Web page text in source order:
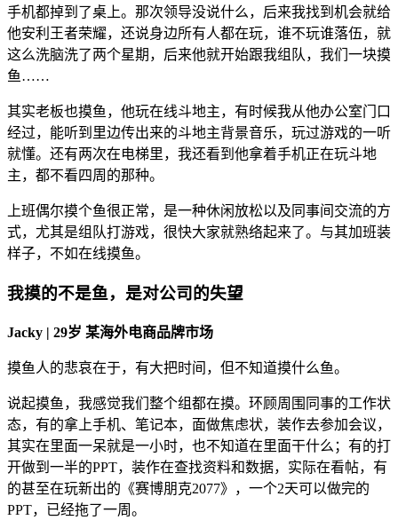
手机都掉到了桌上。那次领导没说什么，后来我找到机会就给
他安利王者荣耀，还说身边所有人都在玩，谁不玩谁落伍，就
这么洗脑洗了两个星期，后来他就开始跟我组队，我们一块摸
鱼……
其实老板也摸鱼，他玩在线斗地主，有时候我从他办公室门口
经过，能听到里边传出来的斗地主背景音乐，玩过游戏的一听
就懂。还有两次在电梯里，我还看到他拿着手机正在玩斗地
主，都不看四周的那种。
上班偶尔摸个鱼很正常，是一种休闲放松以及同事间交流的方
式，尤其是组队打游戏，很快大家就熟络起来了。与其加班装
样子，不如在线摸鱼。
我摸的不是鱼，是对公司的失望
Jacky | 29岁 某海外电商品牌市场
摸鱼人的悲哀在于，有大把时间，但不知道摸什么鱼。
说起摸鱼，我感觉我们整个组都在摸。环顾周围同事的工作状
态，有的拿上手机、笔记本，面做焦虑状，装作去参加会议，
其实在里面一呆就是一小时，也不知道在里面干什么；有的打
开做到一半的PPT，装作在查找资料和数据，实际在看帖，有
的甚至在玩新出的《赛博朋克2077》，一个2天可以做完的
PPT，已经拖了一周。